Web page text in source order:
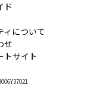
ド
ィについて
せ
トサイト